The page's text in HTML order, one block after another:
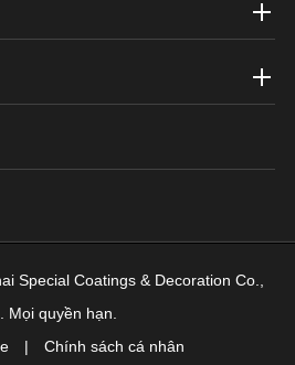
Special Coatings & Decoration Co.,
Mọi quyền hạn.
| Chính sách cá nhân